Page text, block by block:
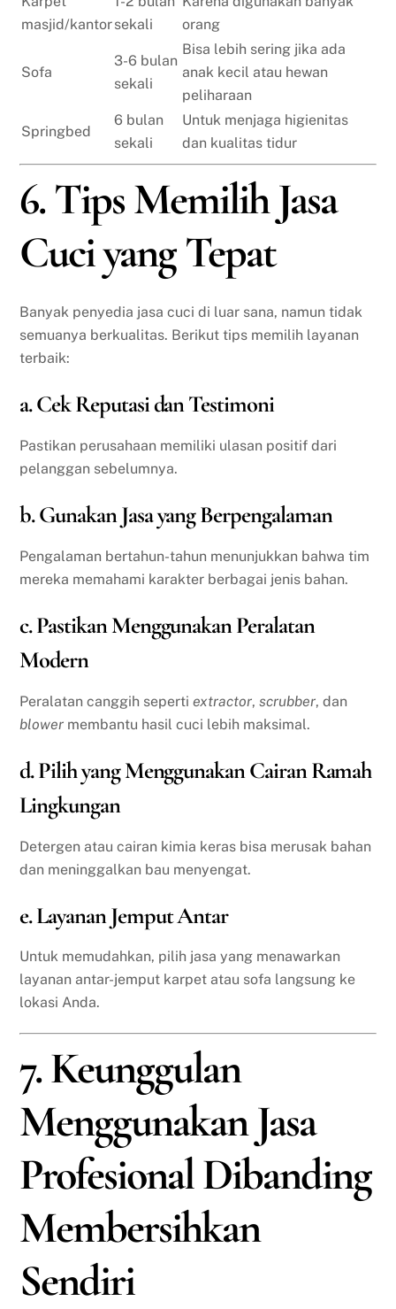
masjid/kantorsekali
orang
Sofa
3-6 bulan
sekali
Bisa lebih sering jika ada
anak kecil atau hewan
peliharaan
Springbed
6 bulan
sekali
Untuk menjaga higienitas
dan kualitas tidur
6. Tips Memilih Jasa
Cuci yang Tepat
Banyak penyedia jasa cuci di luar sana, namun tidak
semuanya berkualitas. Berikut tips memilih layanan
terbaik:
a. Cek Reputasi dan Testimoni
Pastikan perusahaan memiliki ulasan positif dari
pelanggan sebelumnya.
b. Gunakan Jasa yang Berpengalaman
Pengalaman bertahun-tahun menunjukkan bahwa tim
mereka memahami karakter berbagai jenis bahan.
c. Pastikan Menggunakan Peralatan
Modern
Peralatan canggih sepertiextractor,scrubber, dan
blower membantu hasil cuci lebih maksimal.
d. Pilih yang Menggunakan Cairan Ramah
Lingkungan
Detergen atau cairan kimia keras bisa merusak bahan
dan meninggalkan bau menyengat.
e. Layanan Jemput Antar
Untuk memudahkan, pilih jasa yang menawarkan
layanan antar-jemput karpet atau sofa langsung ke
lokasi Anda.
7. Keunggulan
Menggunakan Jasa
Profesional Dibanding
Membersihkan
Sendiri